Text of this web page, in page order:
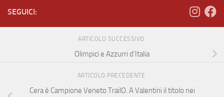
SEGUICI:
ARTICOLO SUCCESSIVO
Olimpici e Azzurri d’Italia
ARTICOLO PRECEDENTE
Cera è Campione Veneto TrailO. A Valentini il titolo nei